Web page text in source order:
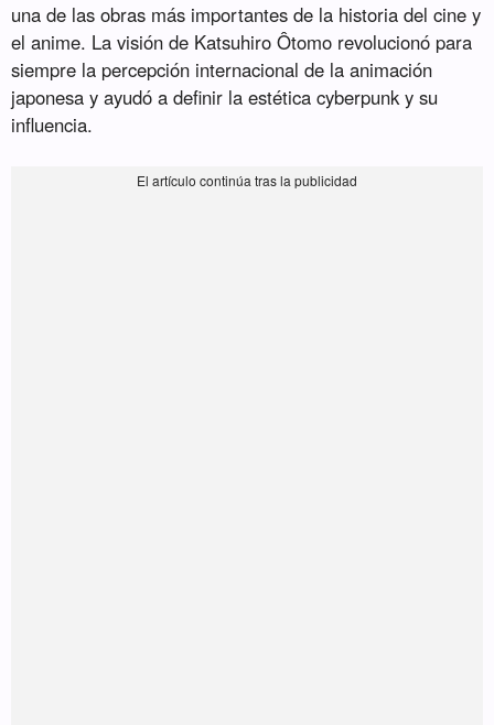
una de las obras más importantes de la historia del cine y
el anime. La visión de Katsuhiro Ôtomo revolucionó para
siempre la percepción internacional de la animación
japonesa y ayudó a definir la estética cyberpunk y su
influencia.